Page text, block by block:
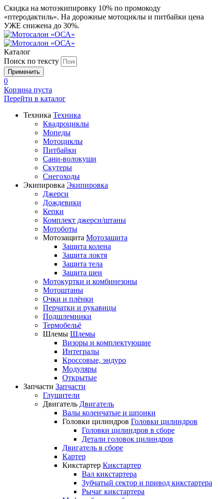
Скидка на мотоэкипировку 10% по промокоду
«птеродактиль». На дорожные мотоциклы и питбайки цена
УЖЕ снижена до 30%.
Каталог
Поиск по тексту
0
Корзина пуста
Перейти в каталог
Техника Техника
Квадроциклы
Мопеды
Мотоциклы
Питбайки
Сани-волокуши
Скутеры
Снегоходы
Экипировка Экипировка
Джерси
Дождевики
Кепки
Комплект джерси/штаны
Мотоботы
Мотозащита Мотозащита
Защита колена
Защита локтя
Защита тела
Защита шеи
Мотокуртки и комбинезоны
Мотоштаны
Очки и плёнки
Перчатки и рукавицы
Подшлемники
Термобельё
Шлемы Шлемы
Визоры и комплектующие
Интегралы
Кроссовые, эндуро
Модуляры
Открытые
Запчасти Запчасти
Глушители
Двигатель Двигатель
Валы коленчатые и шпонки
Головки цилиндров Головки цилиндров
Головки цилиндров в сборе
Детали головок цилиндров
Двигатель в сборе
Картер
Кикстартер Кикстартер
Вал кикстартера
Зубчатый сектор и привод кикстартера
Рычаг кикстартера